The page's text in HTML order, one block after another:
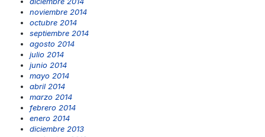
noviembre 2014
octubre 2014
septiembre 2014
agosto 2014
julio 2014
junio 2014
mayo 2014
abril 2014
marzo 2014
febrero 2014
enero 2014
diciembre 2013